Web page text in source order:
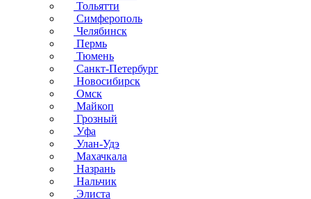
Тольятти
Симферополь
Челябинск
Пермь
Тюмень
Санкт-Петербург
Новосибирск
Омск
Майкоп
Грозный
Уфа
Улан-Удэ
Махачкала
Назрань
Нальчик
Элиста